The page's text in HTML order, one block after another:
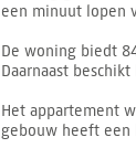
een minuut lopen
De woning biedt
Daarnaast
Het appartement
gebouw heeft een